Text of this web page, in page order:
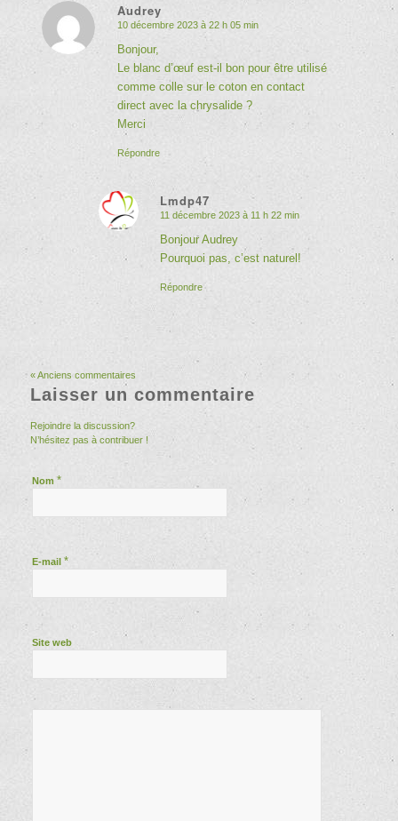
Audrey
dit
:
10 décembre 2023 à 22 h 05 min
Bonjour,
Le blanc d’œuf est-il bon pour être utilisé
comme colle sur le coton en contact
direct avec la chrysalide ?
Merci
Répondre
Lmdp47
dit
11 décembre 2023 à 11 h 22 min
Bonjour Audrey
Pourquoi pas, c’est naturel!
Répondre
« Anciens commentaires
Laisser un commentaire
Rejoindre la discussion?
N’hésitez pas à contribuer !
Nom *
E-mail *
Site web